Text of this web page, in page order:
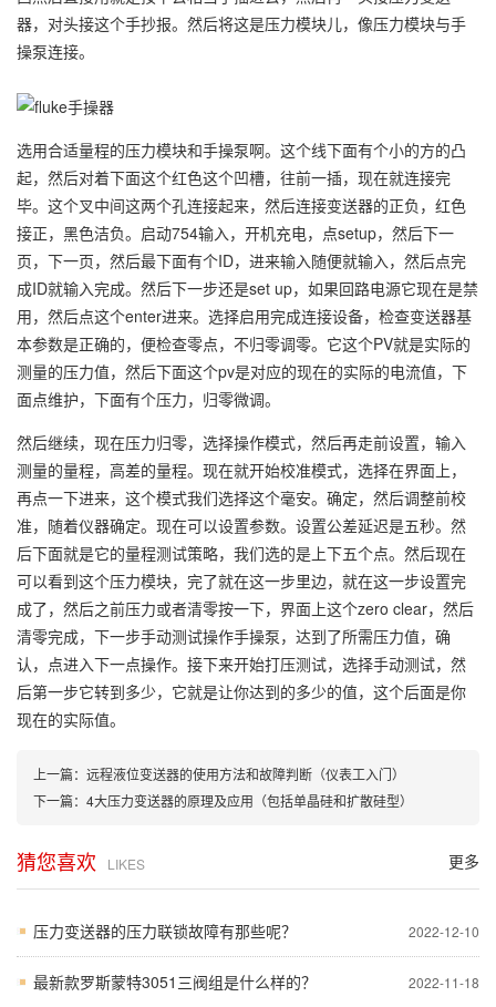
器，对头接这个手抄报。然后将这是压力模块儿，像压力模块与手
操泵连接。
选用合适量程的压力模块和手操泵啊。这个线下面有个小的方的凸
起，然后对着下面这个红色这个凹槽，往前一插，现在就连接完
毕。这个叉中间这两个孔连接起来，然后连接变送器的正负，红色
接正，黑色洁负。启动754输入，开机充电，点setup，然后下一
页，下一页，然后最下面有个ID，进来输入随便就输入，然后点完
成ID就输入完成。然后下一步还是set up，如果回路电源它现在是禁
用，然后点这个enter进来。选择启用完成连接设备，检查变送器基
本参数是正确的，便检查零点，不归零调零。它这个PV就是实际的
测量的压力值，然后下面这个pv是对应的现在的实际的电流值，下
面点维护，下面有个压力，归零微调。
然后继续，现在压力归零，选择操作模式，然后再走前设置，输入
测量的量程，高差的量程。现在就开始校准模式，选择在界面上，
再点一下进来，这个模式我们选择这个毫安。确定，然后调整前校
准，随着仪器确定。现在可以设置参数。设置公差延迟是五秒。然
后下面就是它的量程测试策略，我们选的是上下五个点。然后现在
可以看到这个压力模块，完了就在这一步里边，就在这一步设置完
成了，然后之前压力或者清零按一下，界面上这个zero clear，然后
清零完成，下一步手动测试操作手操泵，达到了所需压力值，确
认，点进入下一点操作。接下来开始打压测试，选择手动测试，然
后第一步它转到多少，它就是让你达到的多少的值，这个后面是你
现在的实际值。
上一篇： 远程液位变送器的使用方法和故障判断（仪表工入门）
下一篇： 4大压力变送器的原理及应用（包括单晶硅和扩散硅型）
更多
猜您喜欢 LIKES
2022-12-10
压力变送器的压力联锁故障有那些呢？
2022-11-18
最新款罗斯蒙特3051三阀组是什么样的？